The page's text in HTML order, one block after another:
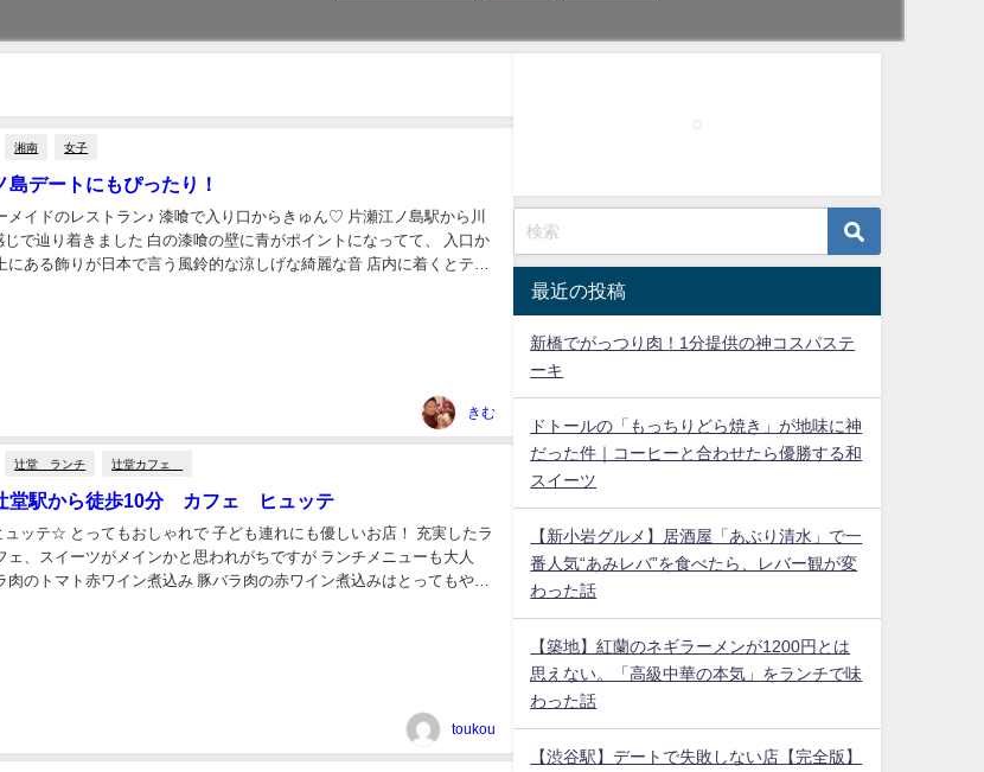
湘南 女子
デートにもぴったり！
で入り口からきゅん♡ 片瀬江ノ島駅から川
で辿り着きました 白の漆喰の壁に青がポイントになってて、 入口か
飾りが日本で言う風鈴的な涼しげな綺麗な音 店内に着くとテラ
きむ
辻堂 ランチ 辻堂カフェ
堂駅から徒歩10分 カフェ ヒュッテ
ッテ☆ とってもおしゃれで 子ども連れにも優しいお店！ 充実したラ
ェ、スイーツがメインかと思われがちですが ランチメニューも大人
肉のトマト赤ワイン煮込み 豚バラ肉の赤ワイン煮込みはとってもやわ
toukou
最近の投稿
新橋でがっつり肉！1分提供の神コスパステ
ーキ
ドトールの「もっちりどら焼き」が地味に神
だった件｜コーヒーと合わせたら優勝する和
スイーツ
【新小岩グルメ】居酒屋「あぶり清水」で一
番人気“あみレバ”を食べたら、レバー観が変
わった話
【築地】紅蘭のネギラーメンが1200円とは
思えない。「高級中華の本気」をランチで味
わった話
【渋谷駅】デートで失敗しない店【完全版】